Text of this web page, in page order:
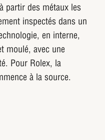
partir des métaux les
inspectés dans un
en interne,
moulé, avec une
Pour Rolex, la
à la source.